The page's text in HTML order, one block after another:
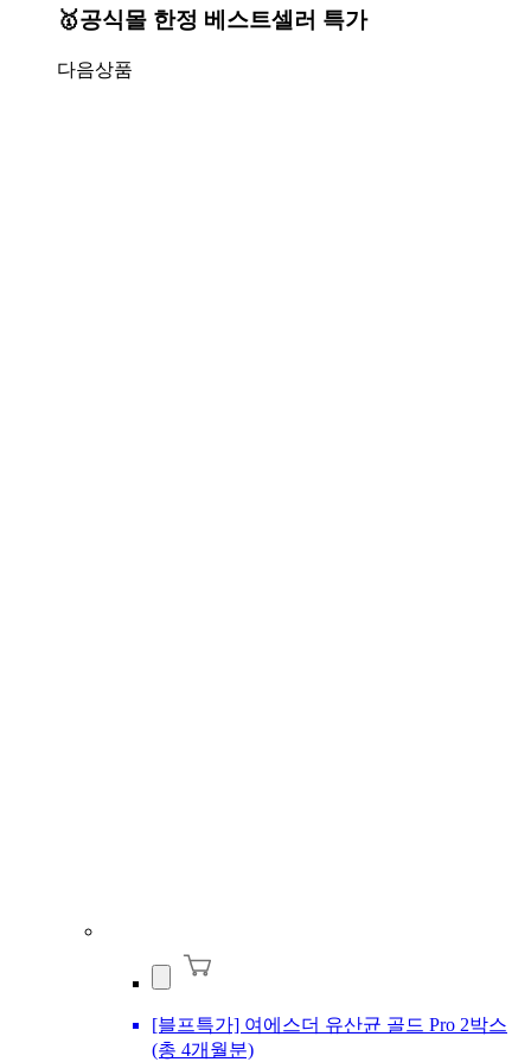
🥇공식몰 한정 베스트셀러 특가
다음상품
[블프특가] 여에스더 유산균 골드 Pro 2박스
(총 4개월분)